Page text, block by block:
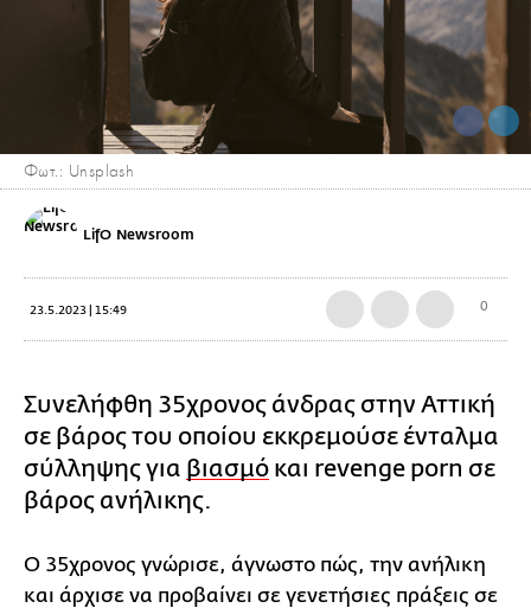
Φωτ.: Unsplash
LifO Newsroom
23.5.2023 | 15:49 0
Συνελήφθη 35χρονος άνδρας στην Αττική
σε βάρος του οποίου εκκρεμούσε ένταλμα
σύλληψης για βιασμό και revenge porn σε
βάρος ανήλικης.
Ο 35χρονος γνώρισε, άγνωστο πώς, την ανήλικη
και άρχισε να προβαίνει σε γενετήσιες πράξεις σε